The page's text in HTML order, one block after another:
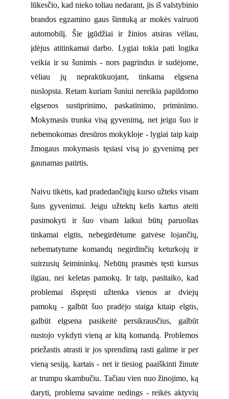
lūkesčio, kad nieko toliau nedarant, jis iš valstybinio
brandos egzamino gaus šimtuką ar mokės vairuoti
automobilį. Šie įgūdžiai ir žinios atsiras vėliau,
įdėjus atitinkamai darbo. Lygiai tokia pati logika
veikia ir su šunimis - nors pagrindus ir sudėjome,
vėliau jų nepraktikuojant, tinkama elgsena
nuslopsta. Retam kuriam šuniui nereikia papildomo
elgsenos sustiprinimo, paskatinimo, priminimo.
Mokymasis trunka visą gyvenimą, net jeigu šuo ir
nebemokomas dresūros mokykloje - lygiai taip kaip
žmogaus mokymasis tęsiasi visą jo gyvenimą per
gaunamas patirtis.
Naivu tikėtis, kad pradedančiųjų kurso užteks visam
šuns gyvenimui. Jeigu užtektų kelis kartus ateiti
pasimokyti ir šuo visam laikui būtų paruoštas
tinkamai elgtis, nebegirdėtume gatvėse lojančių,
nebematytume komandų negirdinčių keturkojų ir
suirzusių šeimininkų. Nebūtų prasmės tęsti kursus
ilgiau, nei keletas pamokų. Ir taip, pasitaiko, kad
problemai išspręsti užtenka vienos ar dviejų
pamokų - galbūt šuo pradėjo staiga kitaip elgtis,
galbūt elgsena pasikeitė persikrausčius, galbūt
nustojo vykdyti vieną ar kitą komandą. Problemos
priežastis atrasti ir jos sprendimą rasti galime ir per
vieną sesiją, kartais - net ir tiesiog paaiškinti žinute
ar trumpu skambučiu. Tačiau vien nuo žinojimo, ką
daryti, problema savaime nedings - reikės aktyvių